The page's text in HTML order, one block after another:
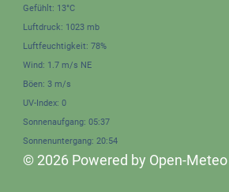
Gefühlt: 13°C
Luftdruck: 1023 mb
Luftfeuchtigkeit: 78%
Wind: 1.7 m/s NE
Böen: 3 m/s
UV-Index: 0
Sonnenaufgang: 05:37
Sonnenuntergang: 20:54
© 2026 Powered by Open-Meteo